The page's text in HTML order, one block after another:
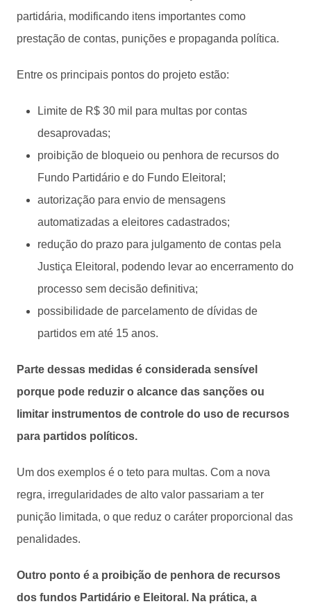
partidária, modificando itens importantes como
prestação de contas, punições e propaganda política.
Entre os principais pontos do projeto estão:
Limite de R$ 30 mil para multas por contas
desaprovadas;
proibição de bloqueio ou penhora de recursos do
Fundo Partidário e do Fundo Eleitoral;
autorização para envio de mensagens
automatizadas a eleitores cadastrados;
redução do prazo para julgamento de contas pela
Justiça Eleitoral, podendo levar ao encerramento do
processo sem decisão definitiva;
possibilidade de parcelamento de dívidas de
partidos em até 15 anos.
Parte dessas medidas é considerada sensível
porque pode reduzir o alcance das sanções ou
limitar instrumentos de controle do uso de recursos
para partidos políticos.
Um dos exemplos é o teto para multas. Com a nova
regra, irregularidades de alto valor passariam a ter
punição limitada, o que reduz o caráter proporcional das
penalidades.
Outro ponto é a proibição de penhora de recursos
dos fundos Partidário e Eleitoral. Na prática, a